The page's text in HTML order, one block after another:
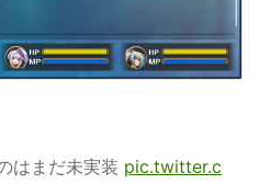
はまだ未実装 pic.twitter.c